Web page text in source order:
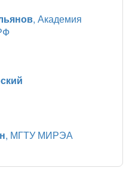
, Академия
, МГТУ МИРЭА